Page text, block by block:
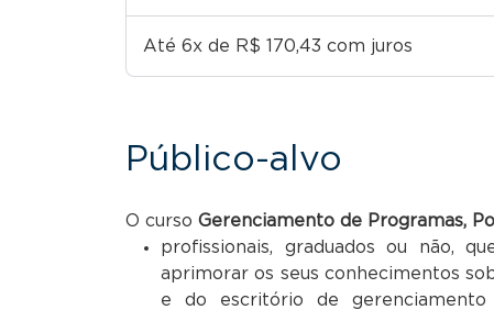
Até 6x de R$ 170,43 com juros
Público-alvo
O curso Gerenciamento de Programas,
profissionais, graduados ou não,
aprimorar os seus conhecimentos
e do escritório de